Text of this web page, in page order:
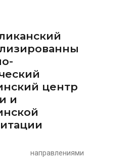
центр
и
направлениями